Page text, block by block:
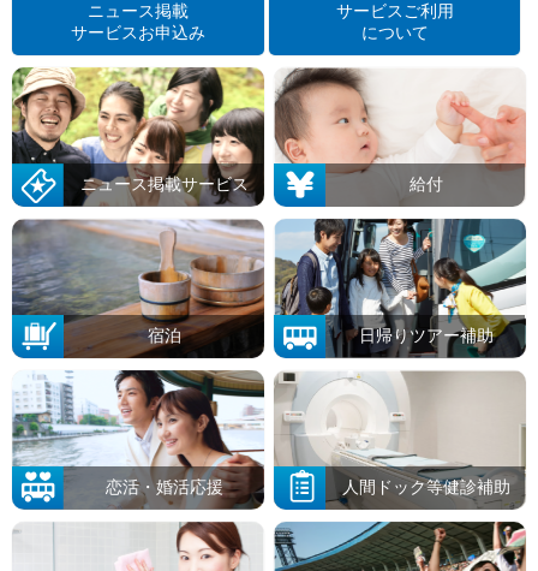
ニュース掲載
サービスお申込み
サービスご利用
について
ニュース掲載サービス 給付
宿泊 日帰りツアー補助
恋活・婚活応援 人間ドック等健診補助